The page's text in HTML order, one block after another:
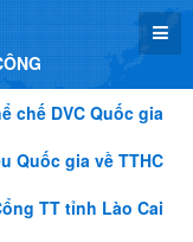
chế DVC Quốc gia
Quốc gia về TTHC
TT tỉnh Lào Cai